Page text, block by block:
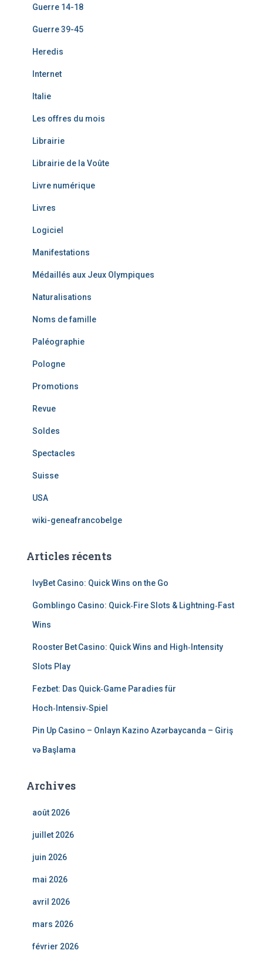
Guerre 14-18
Guerre 39-45
Heredis
Internet
Italie
Les offres du mois
Librairie
Librairie de la Voûte
Livre numérique
Livres
Logiciel
Manifestations
Médaillés aux Jeux Olympiques
Naturalisations
Noms de famille
Paléographie
Pologne
Promotions
Revue
Soldes
Spectacles
Suisse
USA
wiki-geneafrancobelge
Articles récents
IvyBet Casino: Quick Wins on the Go
Gomblingo Casino: Quick‑Fire Slots & Lightning‑Fast
Wins
Rooster Bet Casino: Quick Wins and High‑Intensity
Slots Play
Fezbet: Das Quick‑Game Paradies für
Hoch‑Intensiv‑Spiel
Pin Up Casino – Onlayn Kazino Azərbaycanda – Giriş
və Başlama
Archives
août 2026
juillet 2026
juin 2026
mai 2026
avril 2026
mars 2026
février 2026